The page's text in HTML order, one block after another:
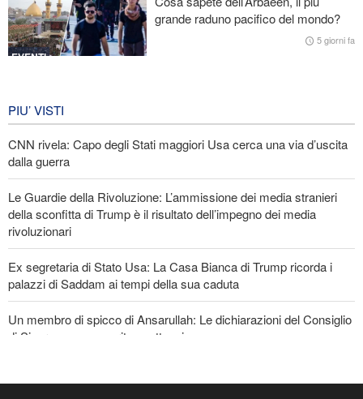
della sconfitta di Trump è il risultato dell’impegno dei media
rivoluzionari
EVENTI
grande raduno pacifico del mondo?
5 giorni fa
EVENTI
PIU’ VISTI
CNN rivela: Capo degli Stati maggiori Usa cerca una via d’uscita
dalla guerra
Le Guardie della Rivoluzione: L’ammissione dei media stranieri
della sconfitta di Trump è il risultato dell’impegno dei media
rivoluzionari
Ex segretaria di Stato Usa: La Casa Bianca di Trump ricorda i
palazzi di Saddam ai tempi della sua caduta
Un membro di spicco di Ansarullah: Le dichiarazioni del Consiglio
di Sicurezza non meritano attenzione
abbracciare la vera fratellanza